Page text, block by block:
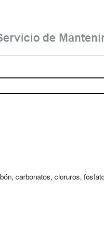
carbonatos, cloruros,